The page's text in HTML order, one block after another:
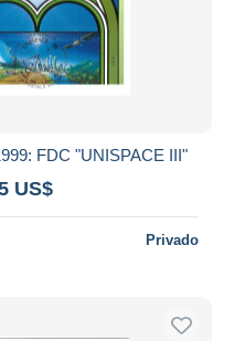
FDC "UNISPACE III"
US$
Privado